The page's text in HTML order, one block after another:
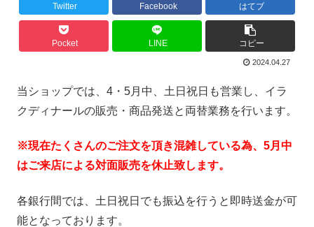
Twitter Facebook はてブ
Pocket LINE コピー
2024.04.27
当ショップでは、4・5月中、土日祝日も営業し、イラ
クディナールの販売・商品発送と両替業務を行います。
※現在たくさんのご注文を頂き混雑している為、5月中
はご来店による対面販売を休止致します。
各銀行間では、土日祝日でも振込を行うと即時送金が可
能となっております。